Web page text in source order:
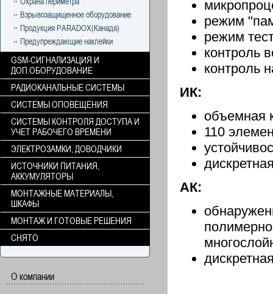
режим
режим
контроль
контроль
ИК:
объемная
110
АК:
Взрывозащищенное оборудование
Продукция PARADOX(Канада)
Предупреждающие наклейки
GSM-СИГНАЛИЗАЦИЯ И
ДОП.ОБОРУДОВАНИЕ
РАДИОКАНАЛЬНЫЕ СИСТЕМЫ
СИСТЕМЫ ОПОВЕЩЕНИЯ
СИСТЕМЫ КОНТРОЛЯ ДОСТУПА И
УЧЕТ РАБОЧЕГО ВРЕМЕНИ
ЭЛЕКТРОЗАМКИ, ДОВОДЧИКИ
ИСТОЧНИКИ ПИТАНИЯ,
АККУМУЛЯТОРЫ
МОНТАЖНЫЕ МАТЕРИАЛЫ,
ШКАФЫ
МОНТАЖ И ГОТОВЫЕ РЕШЕНИЯ
СНЯТО
О компании